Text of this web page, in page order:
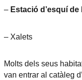
– Estació d’esquí de
– Xalets
Molts dels seus
van entrar al catàleg